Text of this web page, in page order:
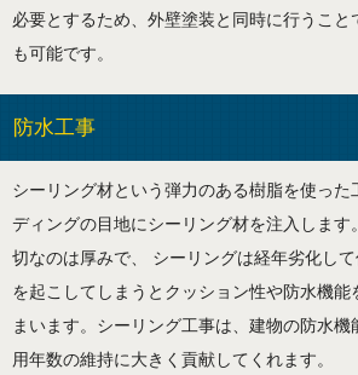
必要とするため、外壁塗装と同時に行うこと
も可能です。
防水工事
シーリング材という弾力のある樹脂を使った
ディングの目地にシーリング材を注入します
切なのは厚みで、 シーリングは経年劣化し
を起こしてしまうとクッション性や防水機能
まいます。シーリング工事は、建物の防水
用年数の維持に大きく貢献してくれます。